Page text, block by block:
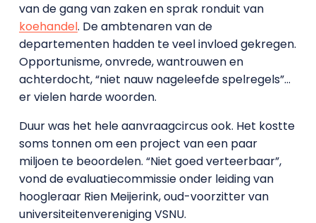
van de gang van zaken en sprak ronduit van
koehandel. De ambtenaren van de
departementen hadden te veel invloed gekregen.
Opportunisme, onvrede, wantrouwen en
achterdocht, “niet nauw nageleefde spelregels”…
er vielen harde woorden.
Duur was het hele aanvraagcircus ook. Het kostte
soms tonnen om een project van een paar
miljoen te beoordelen. “Niet goed verteerbaar”,
vond de evaluatiecommissie onder leiding van
hoogleraar Rien Meijerink, oud-voorzitter van
universiteitenvereniging VSNU.